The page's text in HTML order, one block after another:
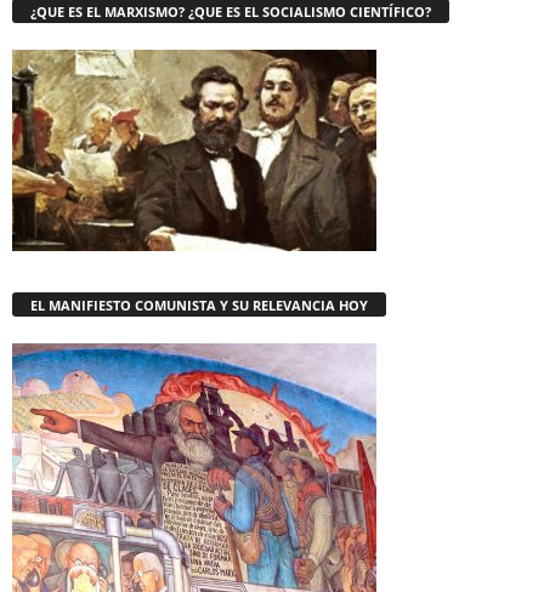
¿QUE ES EL MARXISMO? ¿QUE ES EL SOCIALISMO CIENTÍFICO?
EL MANIFIESTO COMUNISTA Y SU RELEVANCIA HOY